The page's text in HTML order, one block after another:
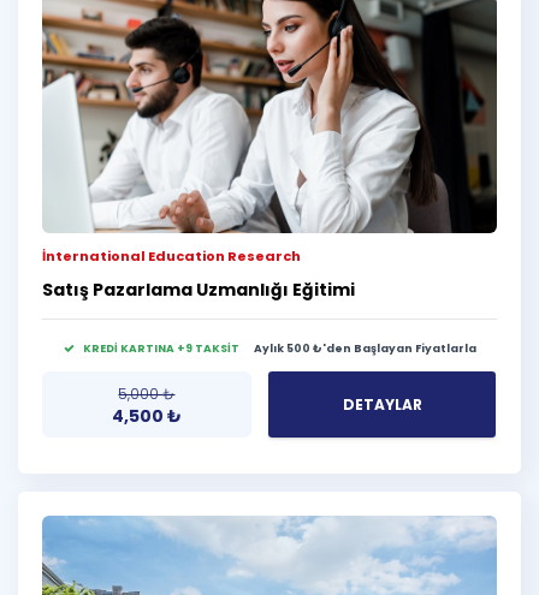
İnternational Education Research
Satış Pazarlama Uzmanlığı Eğitimi
KREDİ KARTINA +9 TAKSİT Aylık 500 ₺'den Başlayan Fiyatlarla
5,000₺
4,500 ₺ DETAYLAR